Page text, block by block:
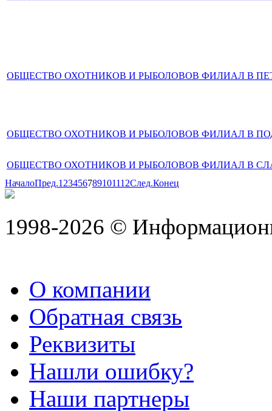
ОБЩЕСТВО ОХОТНИКОВ И РЫБОЛОВОВ ФИЛИАЛ В
ОБЩЕСТВО ОХОТНИКОВ И РЫБОЛОВОВ ФИЛИАЛ В
ОБЩЕСТВО ОХОТНИКОВ И РЫБОЛОВОВ ФИЛИАЛ В
НачалоПред.1 23456789101112След.Конец
1998-2026 ©
О компании
Обратная связь
Реквизиты
Нашли ошибку?
Наши партнеры